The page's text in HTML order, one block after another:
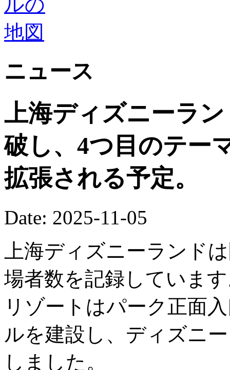
ニュース
上海ディズニーラ
破し、4つ目のテー
拡張される予定。
Date: 2025-11-05
上海ディズニーランド
場者数を記録していま
リゾートはパーク正面
ルを建設し、ディズニ
しました。